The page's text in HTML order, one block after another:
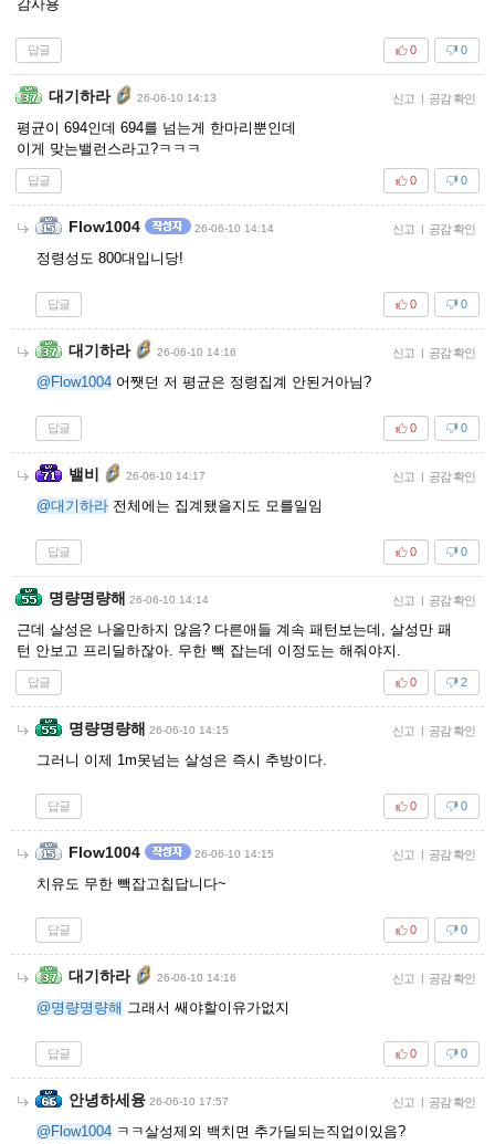
감사용
답글 0
0
대기하라 26-06-10 14:13 신고 | 공감 확인
평균이 694인데 694를 넘는게 한마리뿐인데
이게 맞는밸런스라고?ㅋㅋㅋ
답글 0
0
Flow1004 26-06-10 14:14 신고 | 공감 확인
정령성도 800대입니당!
답글 0
0
대기하라 26-06-10 14:16 신고 | 공감 확인
@Flow1004 어쨋던 저 평균은 정령집계 안된거아님?
답글 0
0
밸비 26-06-10 14:17 신고 | 공감 확인
@대기하라 전체에는 집계됐을지도 모를일임
답글 0
0
명량명량해 26-06-10 14:14 신고 | 공감 확인
근데 살성은 나올만하지 않음? 다른애들 계속 패턴보는데, 살성만 패
턴 안보고 프리딜하잖아. 무한 빽 잡는데 이정도는 해줘야지.
답글 2
0
명량명량해 26-06-10 14:15 신고 | 공감 확인
그러니 이제 1m못넘는 살성은 즉시 추방이다.
답글 0
0
Flow1004 26-06-10 14:15 신고 | 공감 확인
치유도 무한 빽잡고칩답니다~
답글 0
0
대기하라 26-06-10 14:16 신고 | 공감 확인
@명량명량해 그래서 쌔야할이유가없지
답글 0
0
안녕하세융 26-06-10 17:57 신고 | 공감 확인
@Flow1004 ㅋㅋ살성제외 백치면 추가딜되는직업이있음?